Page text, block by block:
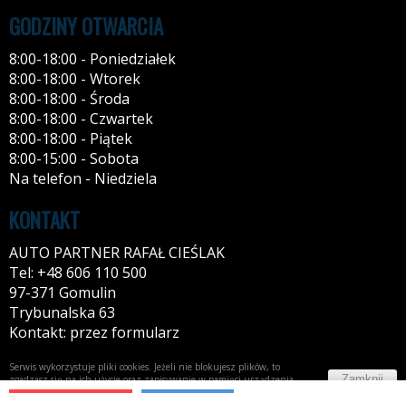
GODZINY OTWARCIA
8:00-18:00 - Poniedziałek
8:00-18:00 - Wtorek
8:00-18:00 - Środa
8:00-18:00 - Czwartek
8:00-18:00 - Piątek
8:00-15:00 - Sobota
Na telefon - Niedziela
KONTAKT
AUTO PARTNER RAFAŁ CIEŚLAK
Tel: +48 606 110 500
97-371 Gomulin
Trybunalska 63
Kontakt: przez formularz
Serwis wykorzystuje pliki cookies. Jeżeli nie blokujesz plików, to
zgadzasz się na ich użycie oraz zapisywanie w pamięci urządzenia.
Zamknij